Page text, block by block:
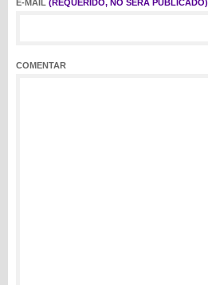
E-MAIL (REQUERIDO, NO SERÁ PUBLICADO)
COMENTAR